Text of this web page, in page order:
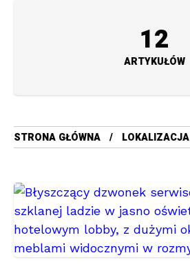
12
ARTYKUŁÓW
STRONA GŁÓWNA LOKALIZACJA